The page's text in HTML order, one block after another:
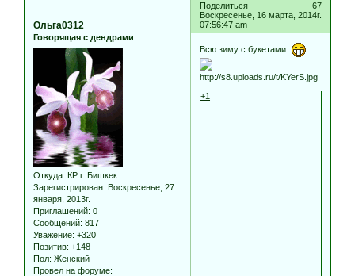
Поделиться
67
Воскресенье, 16 марта, 2014г.
07:56:47 am
Ольга0312
Говорящая с дендрами
Откуда: КР г. Бишкек
Зарегистрирован: Воскресенье, 27
января, 2013г.
Приглашений: 0
Сообщений: 817
Уважение: +320
Позитив: +148
Пол: Женский
Провел на форуме:
Всю зиму с букетами
+1